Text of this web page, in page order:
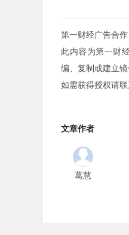
第一财经广告合作
此内容为第一财
编、复制或建立
如需获得授权请
文章作者
葛慧